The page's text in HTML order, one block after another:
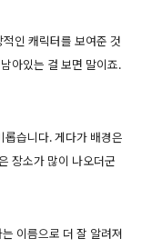
인 캐릭터를 보여준 것
아있는 걸 보면 말이죠.
롭습니다. 게다가 배경은
장소가 많이 나오더군
이름으로 더 잘 알려져